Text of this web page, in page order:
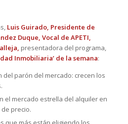
Luis Guirado, Presidente de
Duque, Vocal de APETI,
presentadora del programa,
Inmobiliaria’ de la semana:
del parón del mercado: crecen los
el mercado estrella del alquiler en
precio.